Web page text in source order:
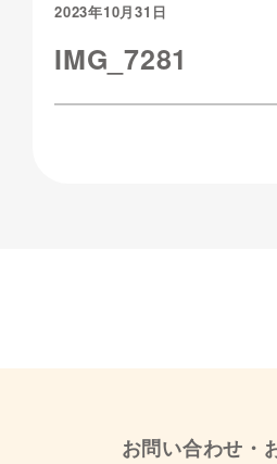
2023年10月31日
IMG_7281
お問い合わせ・